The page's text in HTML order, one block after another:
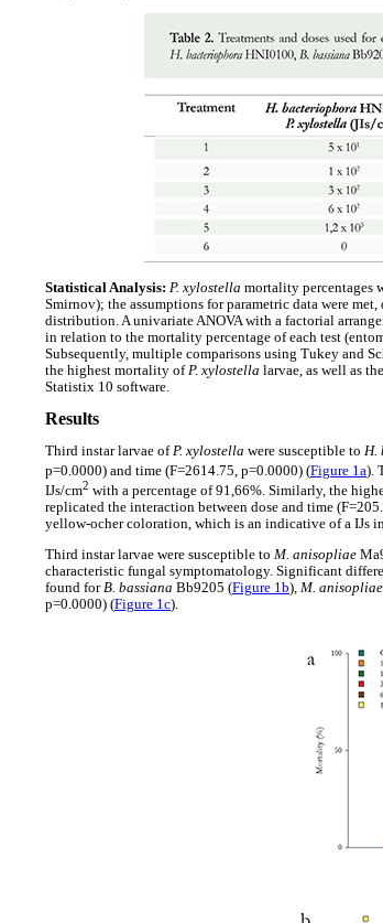
Statistical Analysis: P. xylostella mortality percentages
Smirnov); the assumptions for parametric data were
distribution. A univariate ANOVA with a factorial
in relation to the mortality percentage of each test
Subsequently, multiple comparisons using Tukey and
the highest mortality of P. xylostella larvae, as well as
Statistix 10 software.
Results
Third instar larvae of P. xylostella were susceptible to H.
p=0.0000) and time (F=2614.75, p=0.0000) (Figure 1a).
IJs/cm2 with a percentage of 91,66%. Similarly, the
replicated the interaction between dose and time
yellow-ocher coloration, which is an indicative of a IJs
Third instar larvae were susceptible to M. anisopliae
characteristic fungal symptomatology. Significant
found for B. bassiana Bb9205 (Figure 1b), M. anisopliae
p=0.0000) (Figure 1c).